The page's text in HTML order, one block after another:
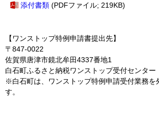
添付書類 (PDFファイル; 219KB)
【ワンストップ特例申請書提出先】
〒847-0022
佐賀県唐津市鏡北牟田4337番地1
白石町ふるさと納税ワンストップ受付センター
※白石町は、ワンストップ特例申請受付業務を
す。